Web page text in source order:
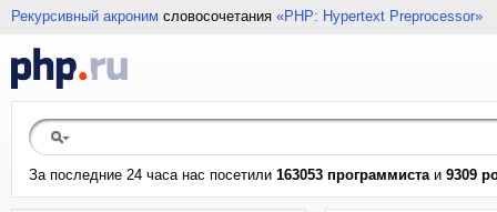
Рекурсивный акроним словосочетания «PHP: Hypertext Preprocessor»
За последние 24 часа нас посетили 163053 программистаи 9309